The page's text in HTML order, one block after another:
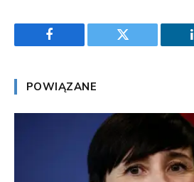
Facebook Twitter
POWIĄZANE